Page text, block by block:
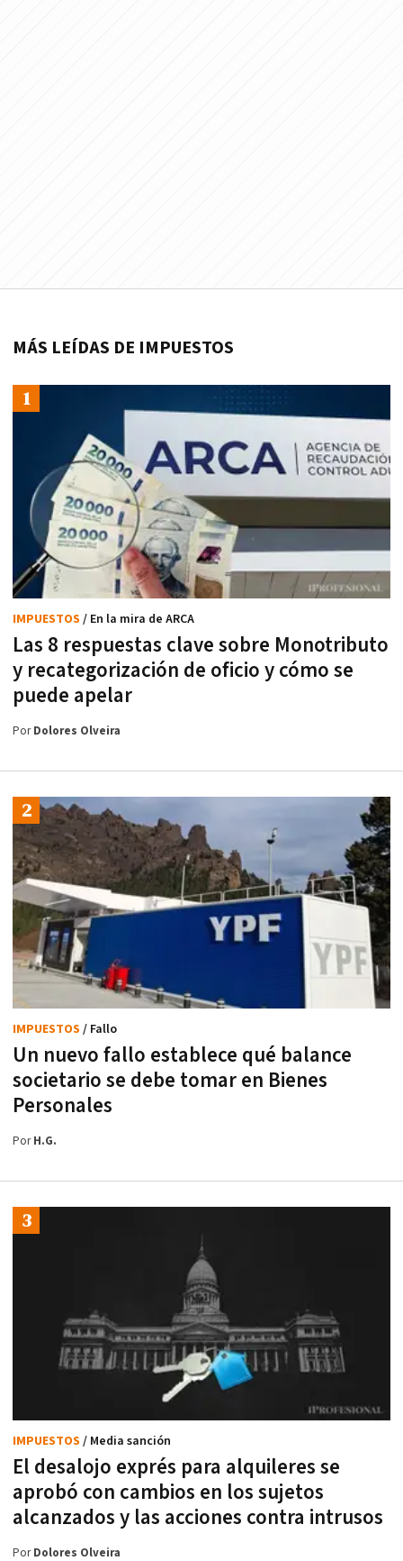
MÁS LEÍDAS DE IMPUESTOS
Las 8 respuestas clave sobre Monotributo
y recategorización de oficio y cómo se
puede apelar
IMPUESTOS / En la mira de ARCA
PorDolores Olveira
Un nuevo fallo establece qué balance
societario se debe tomar en Bienes
Personales
IMPUESTOS / Fallo
PorH.G.
El desalojo exprés para alquileres se
aprobó con cambios en los sujetos
alcanzados y las acciones contra intrusos
IMPUESTOS / Media sanción
PorDolores Olveira